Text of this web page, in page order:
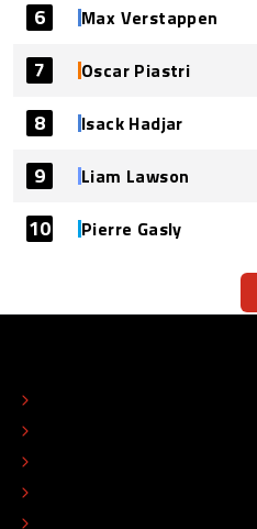
6 Max Verstappen
7 Oscar Piastri
8 Isack Hadjar
9 Liam Lawson
10 Pierre Gasly